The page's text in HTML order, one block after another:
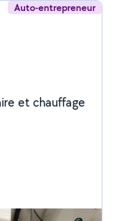
Auto-entrepreneur